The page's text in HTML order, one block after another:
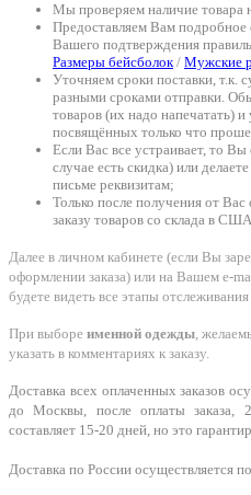
Мы проверяем наличие товара
Предоставляем Вам
Вашего подтверждения
Размеры бейсболок/ Мужские
Уточняем сроки поставки, т.к.
разными сроками отправки.
товаров (их надо напечатать)
посвящённых только что
Если Вас все устраивает, то Вы
случае есть скидка) или
письме реквизитам;
Только после получения от
заказу товаров со склада в
Далее в личном кабинете (если Вы
оформлении заказа) или на Вашем e-
будете видеть все этапы
При выборе именной одежды,
указать в комментариях к заказу.
Доставка всех оплаченных заказов
до Москвы, после оплаты заказа,
составляет 15-20 дней, но это
Доставка по России осуществляется